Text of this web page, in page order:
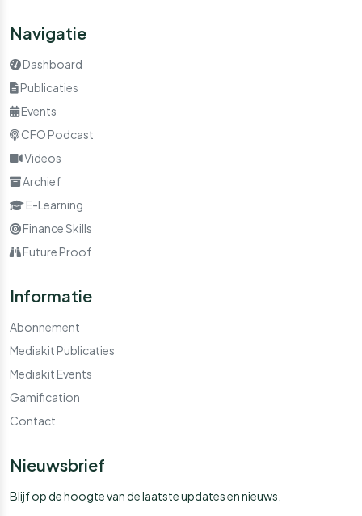
Navigatie
Dashboard
Publicaties
Events
CFO Podcast
Videos
Archief
E-Learning
Finance Skills
Future Proof
Informatie
Abonnement
Mediakit Publicaties
Mediakit Events
Gamification
Contact
Nieuwsbrief
Blijf op de hoogte van de laatste updates en nieuws.